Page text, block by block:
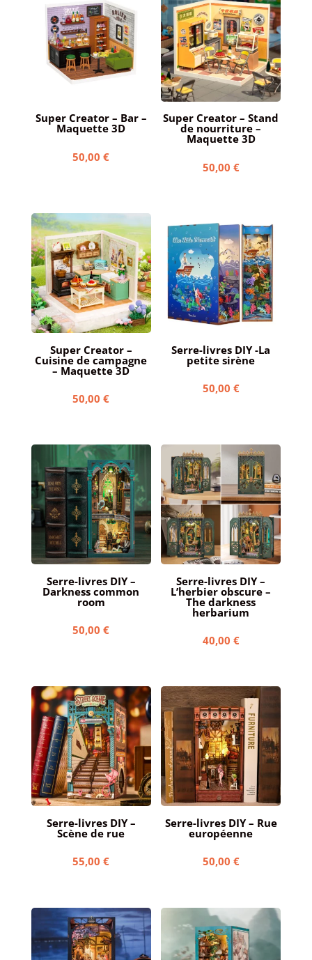
Super Creator – Bar –
Maquette 3D
50,00€
Super Creator – Stand
de nourriture –
Maquette 3D
50,00 €
Super Creator –
Cuisine de campagne
– Maquette 3D
50,00€
Serre-livres DIY -La
petite sirène
50,00 €
Serre-livres DIY –
Darkness common
room
50,00€
Serre-livres DIY –
L’herbier obscure –
The darkness
herbarium
40,00 €
Serre-livres DIY –
Scène de rue
55,00€
Serre-livres DIY – Rue
européenne
50,00 €